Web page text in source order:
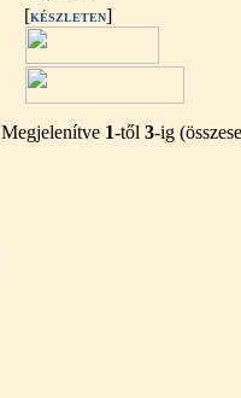
[KÉSZLETEN]
Megjelenítve 1-től3-ig